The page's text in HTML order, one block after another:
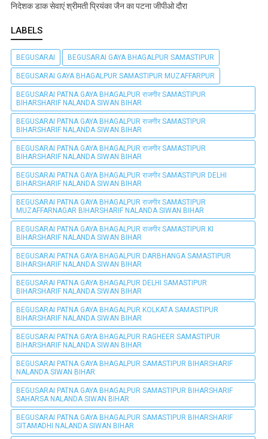
निदेशक डाक सेवाएं श्रीमती प्रियंका जैन का पटना जीपीओ दौरा
LABELS
BEGUSARAI BEGUSARAI GAYA BHAGALPUR SAMASTIPUR
BEGUSARAI GAYA BHAGALPUR SAMASTIPUR MUZAFFARPUR
BEGUSARAI PATNA GAYA BHAGALPUR राजगीर SAMASTIPUR
BIHARSHARIF NALANDA SIWAN BIHAR
BEGUSARAI PATNA GAYA BHAGALPUR राजगीर SAMASTIPUR
BIHARSHARIF NALANDA SIWAN BIHAR
BEGUSARAI PATNA GAYA BHAGALPUR राजगीर SAMASTIPUR
BIHARSHARIF NALANDA SIWAN BIHAR
BEGUSARAI PATNA GAYA BHAGALPUR राजगीर SAMASTIPUR DELHI
BIHARSHARIF NALANDA SIWAN BIHAR
BEGUSARAI PATNA GAYA BHAGALPUR राजगीर SAMASTIPUR
MUZAFFARNAGAR BIHARSHARIF NALANDA SIWAN BIHAR
BEGUSARAI PATNA GAYA BHAGALPUR राजगीर SAMASTIPUR KI
BIHARSHARIF NALANDA SIWAN BIHAR
BEGUSARAI PATNA GAYA BHAGALPUR DARBHANGA SAMASTIPUR
BIHARSHARIF NALANDA SIWAN BIHAR
BEGUSARAI PATNA GAYA BHAGALPUR DELHI SAMASTIPUR
BIHARSHARIF NALANDA SIWAN BIHAR
BEGUSARAI PATNA GAYA BHAGALPUR KOLKATA SAMASTIPUR
BIHARSHARIF NALANDA SIWAN BIHAR
BEGUSARAI PATNA GAYA BHAGALPUR RAGHEER SAMASTIPUR
BIHARSHARIF NALANDA SIWAN BIHAR
BEGUSARAI PATNA GAYA BHAGALPUR SAMASTIPUR BIHARSHARIF
NALANDA SIWAN BIHAR
BEGUSARAI PATNA GAYA BHAGALPUR SAMASTIPUR BIHARSHARIF
SAHARSA NALANDA SIWAN BIHAR
BEGUSARAI PATNA GAYA BHAGALPUR SAMASTIPUR BIHARSHARIF
SITAMADHI NALANDA SIWAN BIHAR